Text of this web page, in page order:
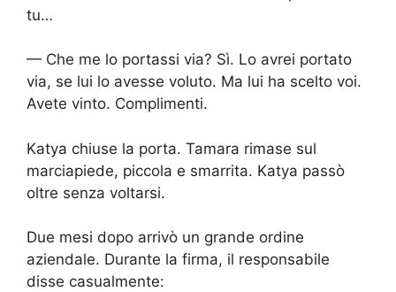
tu…
— Che me lo portassi via? Sì. Lo avrei portato
via, se lui lo avesse voluto. Ma lui ha scelto voi.
Avete vinto. Complimenti.
Katya chiuse la porta. Tamara rimase sul
marciapiede, piccola e smarrita. Katya passò
oltre senza voltarsi.
Due mesi dopo arrivò un grande ordine
aziendale. Durante la firma, il responsabile
disse casualmente: